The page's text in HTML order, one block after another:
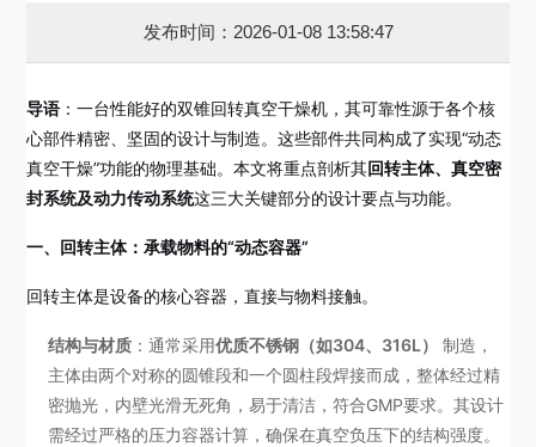
发布时间：2026-01-08 13:58:47
导语：一台性能好的双锥回转真空干燥机，其可靠性源于各个核
心部件精密、坚固的设计与制造。这些部件共同构成了实现“动态
真空干燥”功能的物理基础。本文将重点剖析其回转主体、真空密
封系统及动力传动系统这三大关键部分的设计要点与功能。
一、回转主体：承载物料的“动态容器”
回转主体是设备的核心容器，直接与物料接触。
结构与材质 ：通常采用优质不锈钢（如304、316L）
制造，
主体由两个对称的圆锥段和一个圆柱段焊接而成，整体经过精
密抛光，内壁光滑无死角，易于清洁，符合GMP要求。其设计
需经过严格的压力容器计算，确保在真空负压下的结构强度。